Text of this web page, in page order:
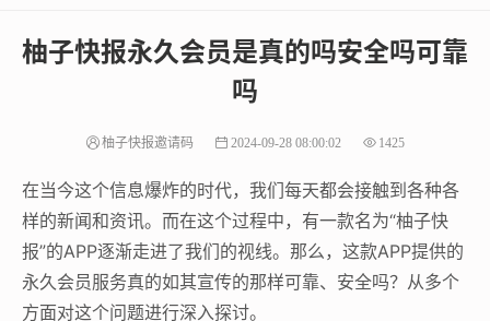
柚子快报永久会员是真的吗安全吗可靠
吗
柚子快报邀请码 2024-09-28 08:00:02 1425
在当今这个信息爆炸的时代，我们每天都会接触到各种各
样的新闻和资讯。而在这个过程中，有一款名为“柚子快
报”的APP逐渐走进了我们的视线。那么，这款APP提供的
永久会员服务真的如其宣传的那样可靠、安全吗？从多个
方面对这个问题进行深入探讨。